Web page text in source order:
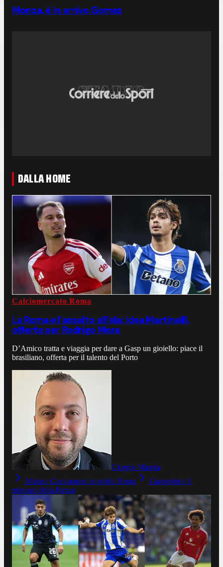
Monza, è in arrivo Gomez
DALLA HOME
Calciomercato Roma
La Roma e l’assalto all’ala: idea Martinelli,
offerta per Rodrigo Mora
D’Amico tratta e viaggia per dare a Gasp un gioiello: piace il
brasiliano, offerta per il talento del Porto
Giorgio Marota
Mora e Cacciamani in orbita Roma
Gasperini e il
mercato della Roma